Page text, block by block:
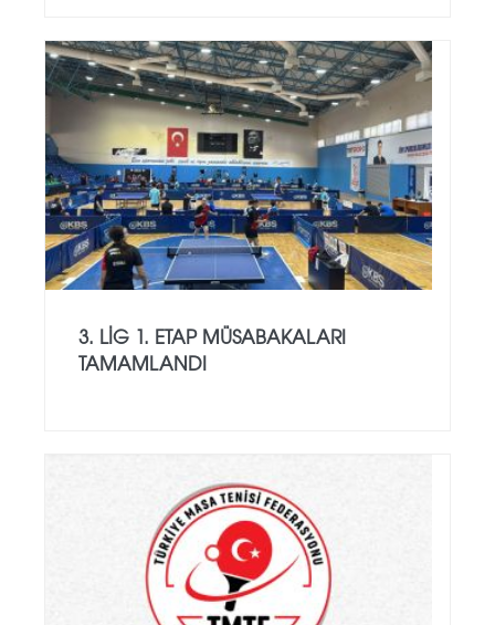
3. LIG 1. ETAP MÜSABAKALARI
TAMAMLANDI